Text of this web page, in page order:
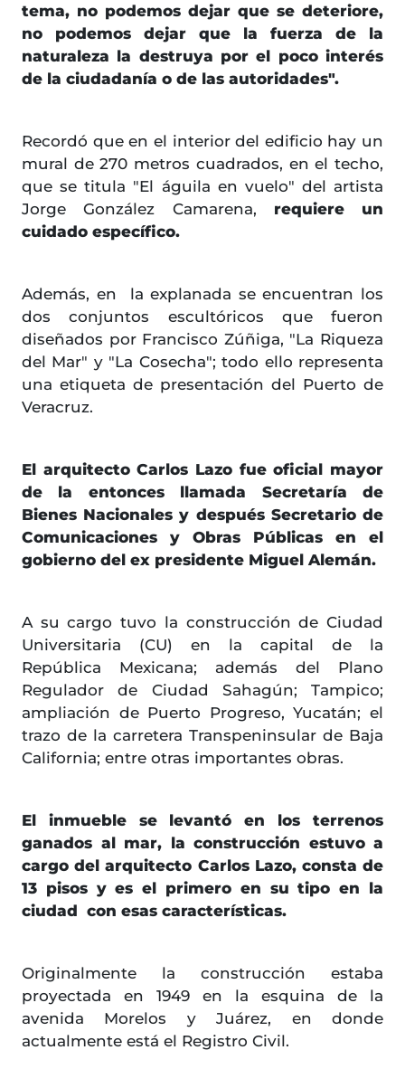
tema, no podemos dejar que se deteriore,
no podemos dejar que la fuerza de la
naturaleza la destruya por el poco interés
de la ciudadanía o de las autoridades".
Recordó que en el interior del edificio hay un
mural de 270 metros cuadrados, en el techo,
que se titula "El águila en vuelo" del artista
Jorge González Camarena, requiere un
cuidado específico.
Además, en la explanada se encuentran los
dos conjuntos escultóricos que fueron
diseñados por Francisco Zúñiga, "La Riqueza
del Mar" y "La Cosecha"; todo ello representa
una etiqueta de presentación del Puerto de
Veracruz.
El arquitecto Carlos Lazo fue oficial mayor
de la entonces llamada Secretaría de
Bienes Nacionales y después Secretario de
Comunicaciones y Obras Públicas en el
gobierno del ex presidente Miguel Alemán.
A su cargo tuvo la construcción de Ciudad
Universitaria (CU) en la capital de la
República Mexicana; además del Plano
Regulador de Ciudad Sahagún; Tampico;
ampliación de Puerto Progreso, Yucatán; el
trazo de la carretera Transpeninsular de Baja
California; entre otras importantes obras.
El inmueble se levantó en los terrenos
ganados al mar, la construcción estuvo a
cargo del arquitecto Carlos Lazo, consta de
13 pisos y es el primero en su tipo en la
ciudad con esas características.
Originalmente la construcción estaba
proyectada en 1949 en la esquina de la
avenida Morelos y Juárez, en donde
actualmente está el Registro Civil.